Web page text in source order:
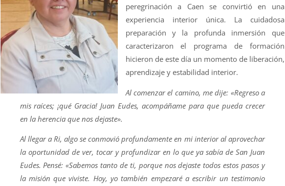
peregrinación a Caen se convirtió en una
experiencia interior única. La cuidadosa
preparación y la profunda inmersión que
caracterizaron el programa de formación
hicieron de este día un momento de liberación,
aprendizaje y estabilidad interior.
Al comenzar el camino, me dije: «Regreso a
mis raíces; ¡qué Gracia! Juan Eudes, acompáñame para que pueda crecer
en la herencia que nos dejaste».
Al llegar a Ri, algo se conmovió profundamente en mi interior al aprovechar
la oportunidad de ver, tocar y profundizar en lo que ya sabía de San Juan
Eudes. Pensé: «Sabemos tanto de ti, porque nos dejaste todos estos pasos y
la misión que viviste. Hoy, yo también empezaré a escribir un testimonio